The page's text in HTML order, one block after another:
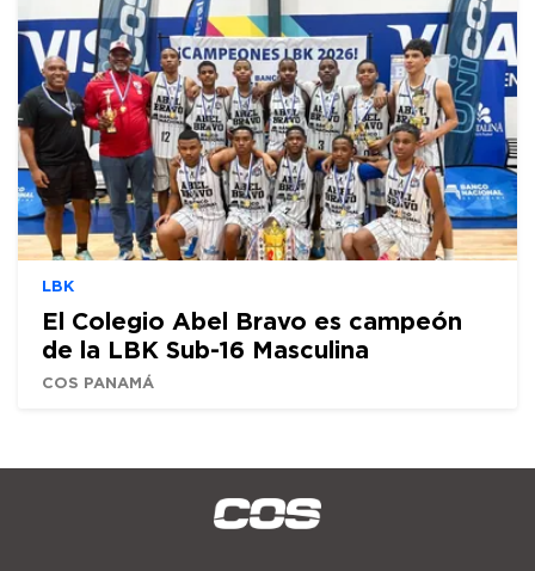
LBK
El Colegio Abel Bravo es campeón
de la LBK Sub-16 Masculina
COS PANAMÁ